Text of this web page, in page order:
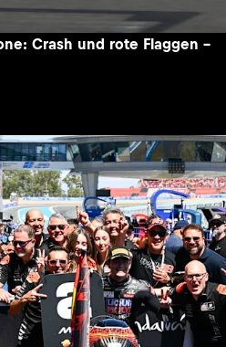
Crash und rote Flaggen –